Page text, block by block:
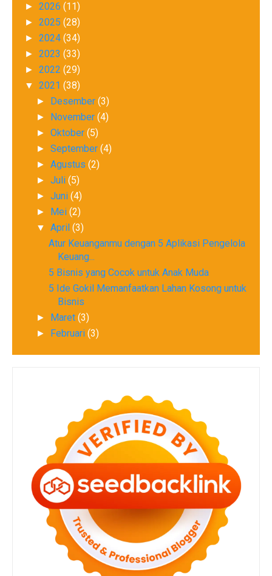
► 2026 (11)
► 2025 (28)
► 2024 (34)
► 2023 (33)
► 2022 (29)
▼ 2021 (38)
► Desember(3)
► November(4)
►Oktober(5)
►September(4)
►Agustus(2)
►Juli(5)
►Juni(4)
► Mei(2)
▼April(3)
Atur Keuanganmu dengan 5 Aplikasi Pengelola
Keuang...
5 Bisnis yang Cocok untuk Anak Muda
5 Ide Gokil Memanfaatkan Lahan Kosong untuk
Bisnis
► Maret(3)
► Februari(3)